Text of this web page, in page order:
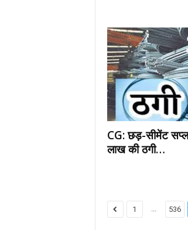
CG: छड़-सीमेंट
लाख की ठगी…
1 ... 536